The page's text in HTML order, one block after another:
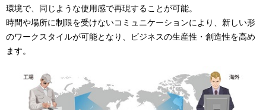
環境で、同じような使用感で再現することが可能。
時間や場所に制限を受けないコミュニケーションにより、新しい形
のワークスタイルが可能となり、ビジネスの生産性・創造性を高め
ます。